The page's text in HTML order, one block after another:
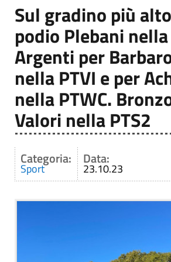
Sul gradino più
podio Plebani nella
Argenti per
nella PTVI e per
nella PTWC.
Valori nella PTS2
Categoria:
Sport
Data:
23.10.23